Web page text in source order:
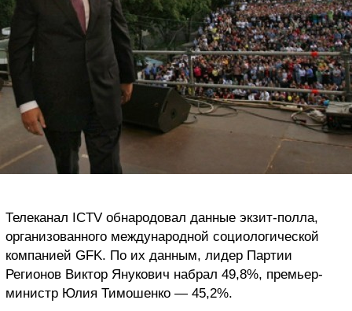
Телеканал ICTV обнародовал данные экзит-полла,
организованного международной социологической
компанией GFK. По их данным, лидер Партии
Регионов Виктор Янукович набрал 49,8%, премьер-
министр Юлия Тимошенко — 45,2%.